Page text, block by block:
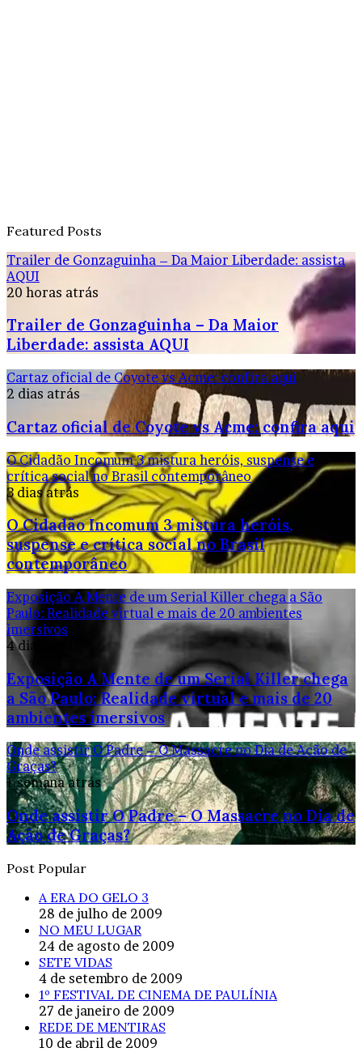
Featured Posts
Trailer de Gonzaguinha – Da Maior Liberdade: assista
AQUI
20 horas atrás
Trailer de Gonzaguinha – Da Maior
Liberdade: assista AQUI
Cartaz oficial de Coyote vs Acme: confira aqui
2 dias atrás
Cartaz oficial de Coyote vs Acme: confira aqui
O Cidadão Incomum 3 mistura heróis, suspense e
crítica social no Brasil contemporâneo
3 dias atrás
O Cidadão Incomum 3 mistura heróis,
suspense e crítica social no Brasil
contemporâneo
Exposição A Mente de um Serial Killer chega a São
Paulo: Realidade virtual e mais de 20 ambientes
imersivos
4 dias atrás
Exposição A Mente de um Serial Killer chega
a São Paulo: Realidade virtual e mais de 20
ambientes imersivos
Onde assistir O Padre – O Massacre no Dia de Ação de
Graças?
1 semana atrás
Onde assistir O Padre – O Massacre no Dia de
Ação de Graças?
Post Popular
A ERA DO GELO 3
28 de julho de 2009
NO MEU LUGAR
24 de agosto de 2009
SETE VIDAS
4 de setembro de 2009
1º FESTIVAL DE CINEMA DE PAULÍNIA
27 de janeiro de 2009
REDE DE MENTIRAS
10 de abril de 2009